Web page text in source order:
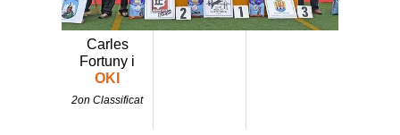
Carles
Fortuny i
OKI
2on Classificat